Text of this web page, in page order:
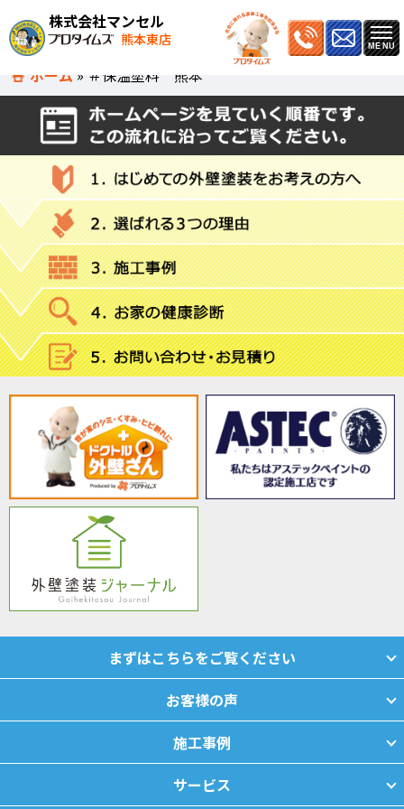
株式会社マンセル
熊本東店
ホーム » ＃保温塗料 熊本
まずはこちらをご覧ください
お客様の声
施工事例
サービス